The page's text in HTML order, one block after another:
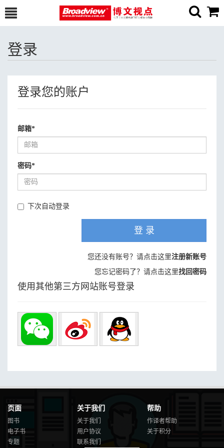
登录
登录您的账户
邮箱*
密码*
下次自动登录
登 录
您还没有账号？请点击这里注册新账号
您忘记密码了？请点击这里找回密码
使用其他第三方网站账号登录
页面
图书
电子书
专题
关于我们
关于我们
用户协议
联系我们
帮助
作译者帮助
关于积分